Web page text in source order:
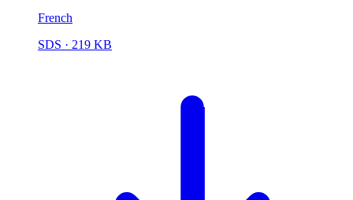
French
SDS · 219 KB